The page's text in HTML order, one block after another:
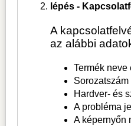
lépés -
A
az alábbi
Termék neve
Sorozatszám
Hardver- és
A probléma
A képernyőn